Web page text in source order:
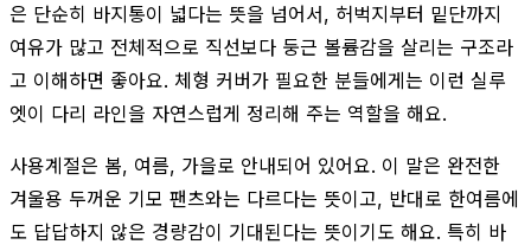
은 단순히 바지통이 넓다는 뜻을 넘어서, 허벅지부터 밑단까지
여유가 많고 전체적으로 직선보다 둥근 볼륨감을 살리는 구조라
고 이해하면 좋아요. 체형 커버가 필요한 분들에게는 이런 실루
엣이 다리 라인을 자연스럽게 정리해 주는 역할을 해요.
사용계절은 봄, 여름, 가을로 안내되어 있어요. 이 말은 완전한
겨울용 두꺼운 기모 팬츠와는 다르다는 뜻이고, 반대로 한여름에
도 답답하지 않은 경량감이 기대된다는 뜻이기도 해요. 특히 바